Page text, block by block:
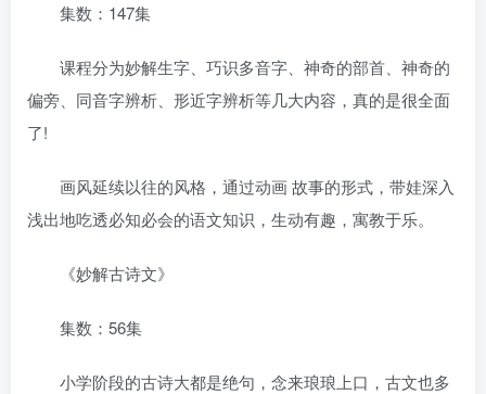
集数：147集
课程分为妙解生字、巧识多音字、神奇的部首、神奇的
偏旁、同音字辨析、形近字辨析等几大内容，真的是很全面
了!
画风延续以往的风格，通过动画 故事的形式，带娃深入
浅出地吃透必知必会的语文知识，生动有趣，寓教于乐。
《妙解古诗文》
集数：56集
小学阶段的古诗大都是绝句，念来琅琅上口，古文也多